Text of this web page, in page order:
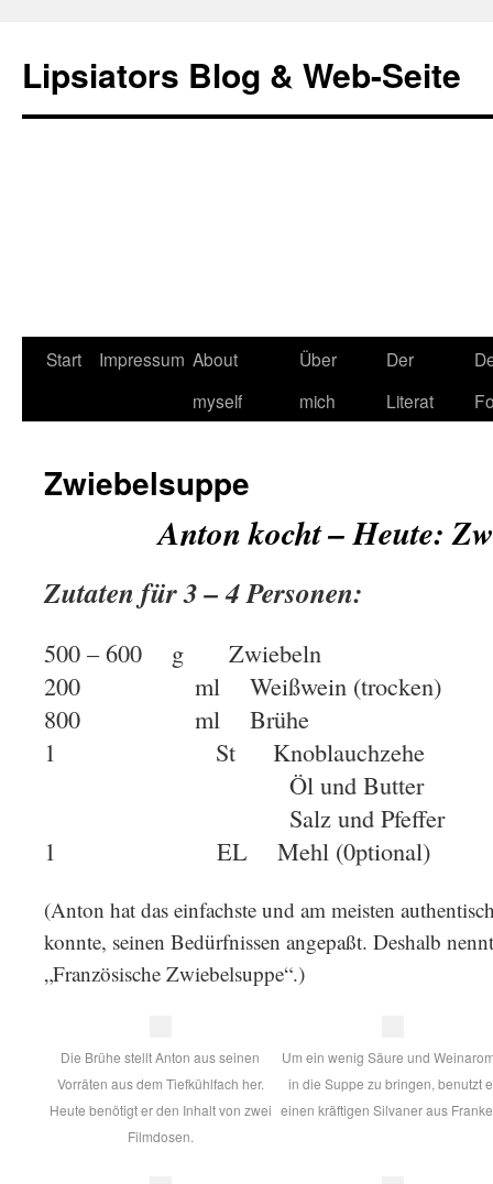
Lipsiators Blog & Web-Seite
Start Impressum About
myself
Über
mich
Der
Literat
Zwiebelsuppe
Anton kocht – Heute:
Zutaten für 3 – 4 Personen:
500 – 600 g Zwiebeln
200 ml Weißwein (trocken)
800 ml Brühe
1 St Knoblauchzehe
Öl und Butter
Salz und Pfeffer
1 EL Mehl (0ptional)
(Anton hat das einfachste und am meisten
konnte, seinen Bedürfnissen angepaßt. Deshalb
„Französische Zwiebelsuppe“.)
Die Brühe stellt Anton aus seinen
Vorräten aus dem Tiefkühlfach her.
Heute benötigt er den Inhalt von zwei
Filmdosen.
Um ein wenig Säure und
in die Suppe zu bringen, benutzt
einen kräftigen Silvaner aus